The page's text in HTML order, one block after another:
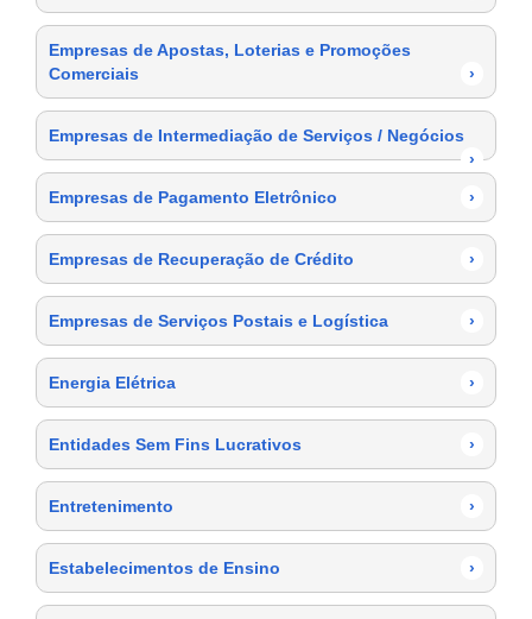
Empresas de Apostas, Loterias e Promoções
Comerciais
›
Empresas de Intermediação de Serviços / Negócios
›
Empresas de Pagamento Eletrônico
›
Empresas de Recuperação de Crédito ›
Empresas de Serviços Postais e Logística ›
Energia Elétrica ›
Entidades Sem Fins Lucrativos ›
Entretenimento ›
Estabelecimentos de Ensino ›